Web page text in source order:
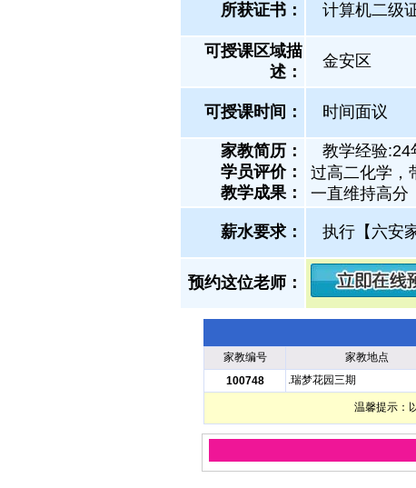
所获证书 ： 计算机二级
可授课区域描
述：
金安区
可授课时间： 时间面议
家教简历：
学员评价：
教学成果：
教学经验:24
过高二化学，
一直维持高分
薪水要求： 执行【六安
预约这位老师：
家教编号 家教地点
100748
.瑞梦花园三期
温馨提示：